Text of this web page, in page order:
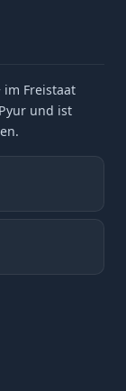
im Freistaat
und ist